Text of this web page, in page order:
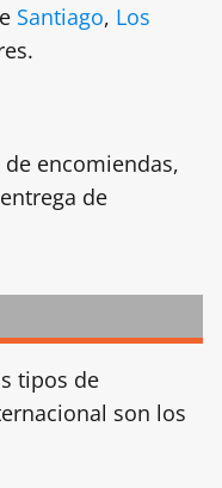
Santiago, Los
encomiendas,
de
tipos de
son los